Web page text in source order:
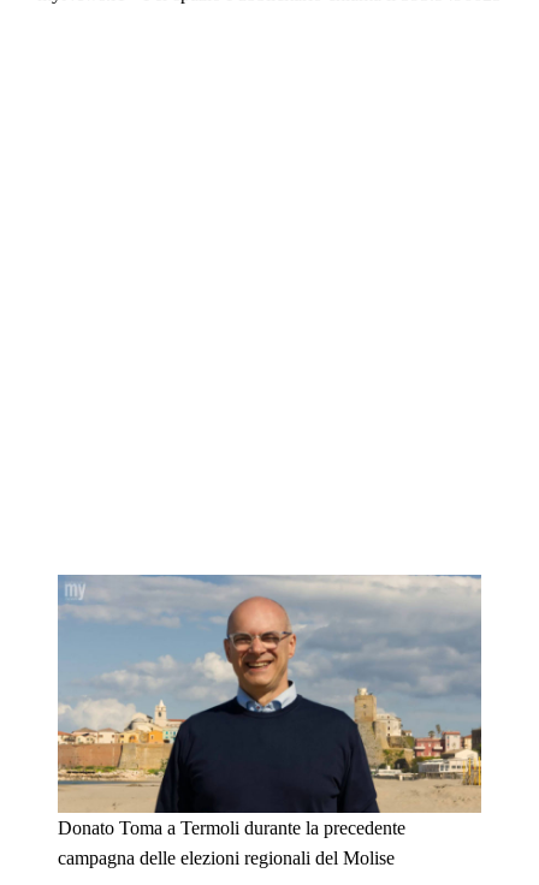
Donato Toma a Termoli durante la precedente
campagna delle elezioni regionali del Molise